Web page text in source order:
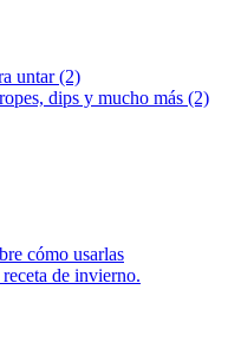
untar (2)
dips y mucho más (2)
cómo usarlas
de invierno.